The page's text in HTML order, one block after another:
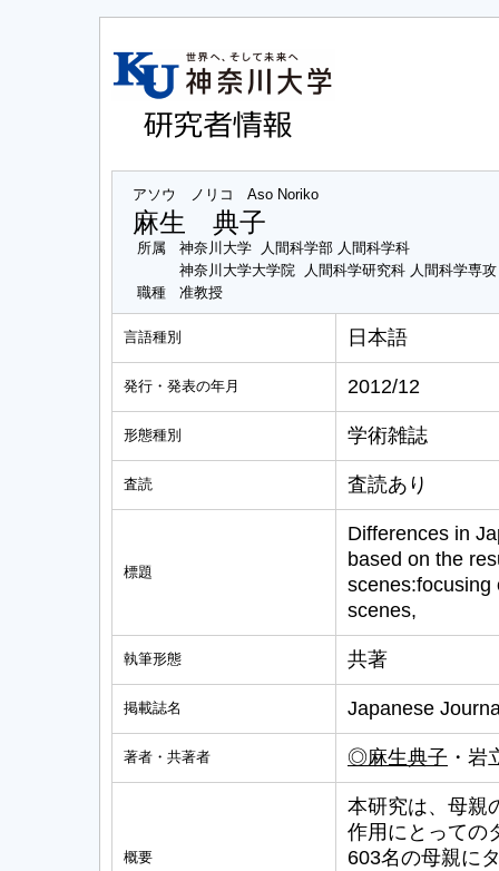
アソウ ノリコ Aso Noriko
麻生 典子
所属
神奈川大学 人間科学部 人間科学科
神奈川大学大学院 人間科学研究科 人間科学専
職種
准教授
言語種別 日本語
発行・発表の年月 2012/12
形態種別 学術雑誌
査読 査読あり
標題
Differences in
based on the
scenes:focusing
scenes,
執筆形態 共著
掲載誌名 Japanese
著者・共著者 ◎麻生典子 ・岩
概要
本研究は、母親
作用にとっての
603名の母親に